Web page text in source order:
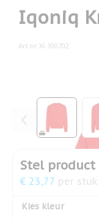
Iqoniq
Art.nr.XI-100702
View
Stel product
€ 23,77 per
Kies kleur